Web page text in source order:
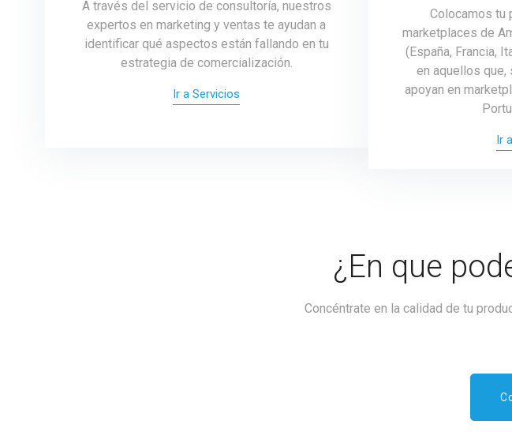
A través del servicio de consultoría, nuestros
expertos en marketing y ventas te ayudan a
identificar qué aspectos están fallando en tu
estrategia de comercialización.
Ir a Servicios
Colocamos tu
marketplaces de
(España, Francia,
en aquellos
apoyan en
Ir
¿En que
Concéntrate en la calidad de tu